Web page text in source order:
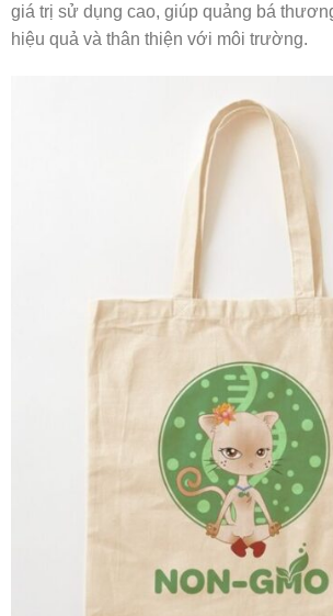
giá trị sử dụng cao, giúp quảng bá
hiệu quả và thân thiện với môi trường.